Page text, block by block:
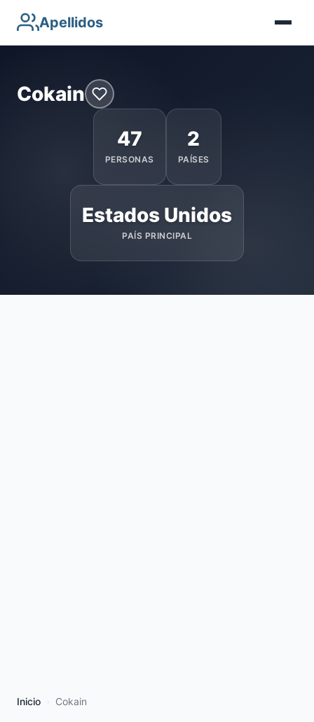
Apellidos
Cokain
47
PERSONAS
2
PAÍSES
Estados Unidos
PAÍS PRINCIPAL
Inicio Cokain